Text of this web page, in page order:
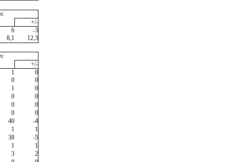
+/-
6
-3
8,1
12,3
+/-
1
0
0
0
1
0
0
0
0
0
0
0
40
-4
1
1
38
-5
1
1
3
2